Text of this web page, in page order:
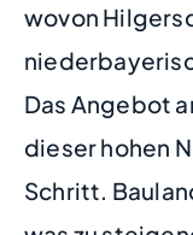
wovon
Das Angebot
dieser hohen
Schritt.